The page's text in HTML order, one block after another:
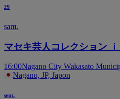
29
sam.
マセキ芸人コレクション
16:00Nagano City Wakasato
Nagano, JP, Japon
sept.